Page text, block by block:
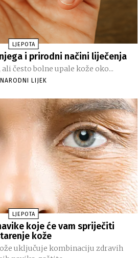
LJEPOTA
i prirodni načini liječenja
često bolne upale kože oko...
NARODNI LIJEK
LJEPOTA
koje će vam spriječiti
kože
uključuje kombinaciju zdravih